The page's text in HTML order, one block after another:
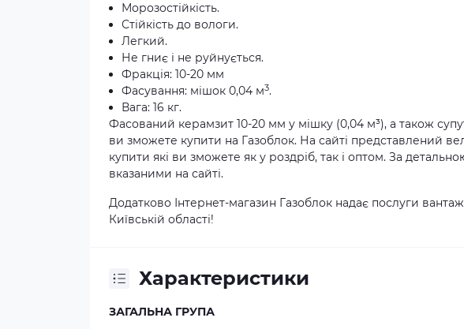
Морозостійкість.
Стійкість до вологи.
Легкий.
Не гниє і не руйнується.
Фракція: 10-20 мм
Фасування: мішок 0,04 м3.
Вага: 16 кг.
Фасований керамзит 10-20 мм у мішку (0,04 м³), а також
ви зможете купити на Газоблок. На сайті представлений
купити які ви зможете як у роздріб, так і оптом. За
вказаними на сайті.
Додатково Інтернет-магазин Газоблок надає послуги
Київській області!
Характеристики
ЗАГАЛЬНА ГРУПА